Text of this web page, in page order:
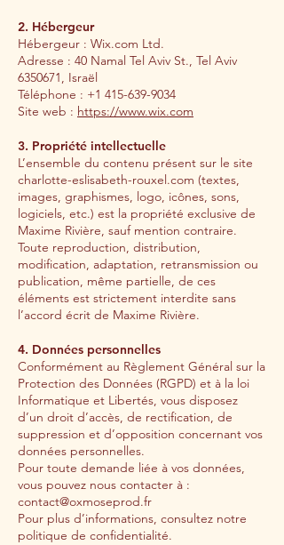
2. Hébergeur
Hébergeur : Wix.com Ltd.
Adresse : 40 Namal Tel Aviv St., Tel Aviv
6350671, Israël
Téléphone : +1 415-639-9034
Site web : https://www.wix.com
3. Propriété intellectuelle
L’ensemble du contenu présent sur le site
charlotte-eslisabeth-rouxel.com (textes,
images, graphismes, logo, icônes, sons,
logiciels, etc.) est la propriété exclusive de
Maxime Rivière, sauf mention contraire.
Toute reproduction, distribution,
modification, adaptation, retransmission ou
publication, même partielle, de ces
éléments est strictement interdite sans
l’accord écrit de Maxime Rivière.
4. Données personnelles
Conformément au Règlement Général sur la
Protection des Données (RGPD) et à la loi
Informatique et Libertés, vous disposez
d’un droit d’accès, de rectification, de
suppression et d’opposition concernant vos
données personnelles.
Pour toute demande liée à vos données,
vous pouvez nous contacter à :
contact@oxmoseprod.fr
Pour plus d’informations, consultez notre
politique de confidentialité.